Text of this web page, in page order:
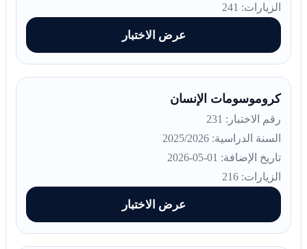
الزيارات: 241
عرض الاختبار
كروموسومات الإنسان
رقم الاختبار: 231
السنة الدراسية: 2025/2026
تاريخ الإضافة: 01-05-2026
الزيارات: 216
عرض الاختبار